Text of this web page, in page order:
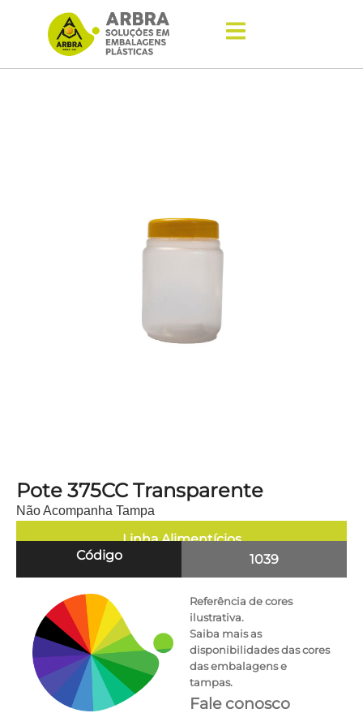
Pote 375CC Transparente
Não Acompanha Tampa
Linha Alimentícios
Código
1039
Referência de cores
ilustrativa.
Saiba mais as
disponibilidades das cores
das embalagens e
tampas.
Fale conosco